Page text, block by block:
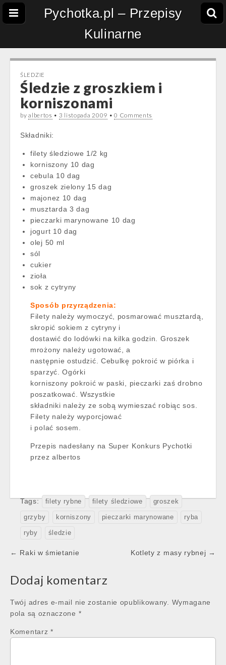
Pychotka.pl – Przepisy
Kulinarne
ŚLEDZIE
Śledzie z groszkiem i
korniszonami
byalbertos • 3 listopada 2009 •0 Comments
Składniki:
filety śledziowe 1/2 kg
korniszony 10 dag
cebula 10 dag
groszek zielony 15 dag
majonez 10 dag
musztarda 3 dag
pieczarki marynowane 10 dag
jogurt 10 dag
olej 50 ml
sól
cukier
zioła
sok z cytryny
Sposób przyrządzenia:
Filety należy wymoczyć, posmarować musztardą,
skropić sokiem z cytryny i
dostawić do lodówki na kilka godzin. Groszek
mrożony należy ugotować, a
następnie ostudzić. Cebulkę pokroić w piórka i
sparzyć. Ogórki
korniszony pokroić w paski, pieczarki zaś drobno
poszatkować. Wszystkie
składniki należy ze sobą wymieszać robiąc sos.
Filety należy wyporcjować
i polać sosem.
Przepis nadesłany na Super Konkurs Pychotki
przez albertos
Tags: filety rybne filety śledziowe groszek
grzyby korniszony pieczarki marynowane ryba
ryby śledzie
Post
← Raki w śmietanie Kotlety z masy rybnej →
Dodaj komentarz
Twój adres e-mail nie zostanie opublikowany.
Wymagane
pola są oznaczone *
Komentarz *